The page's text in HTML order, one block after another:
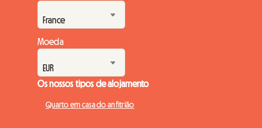
recebemos com grande interesse as recentes medidas
governamentais que visam aliviar este mercado sob
pressão.No dia 20 de maio de 20...
Moeda
Os nossos tipos de alojamento
Quarto em casa do anfitrião